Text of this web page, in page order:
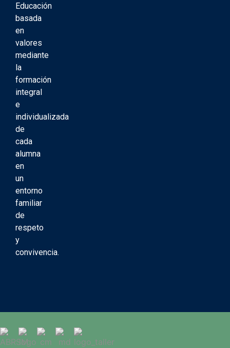
Educación
basada
en
valores
mediante
la
formación
integral
e
individualizada
de
cada
alumna
en
un
entorno
familiar
de
respeto
y
convivencia.